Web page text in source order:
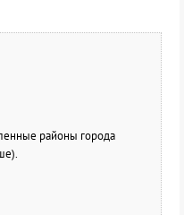
районы города